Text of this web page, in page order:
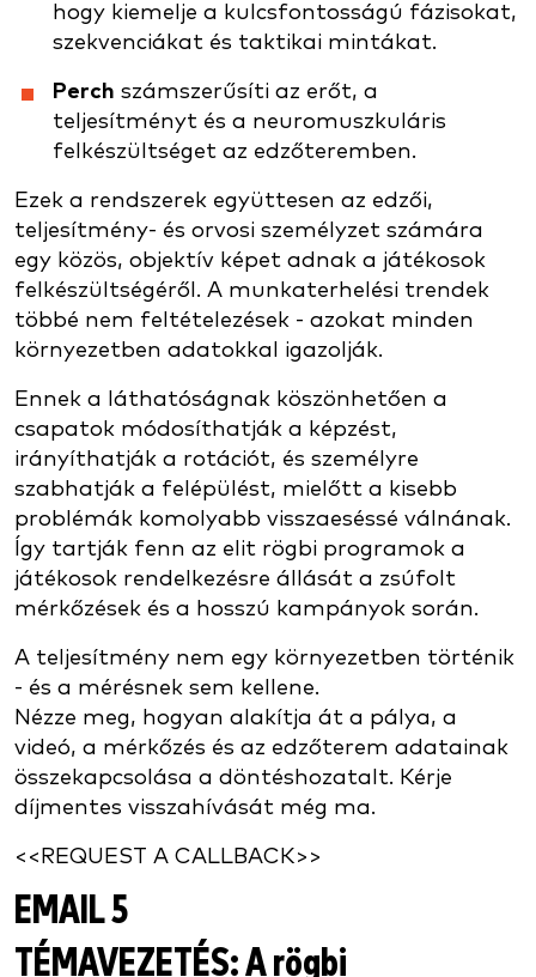
hogy kiemelje a kulcsfontosságú fázisokat,
szekvenciákat és taktikai mintákat.
Perch számszerűsíti az erőt, a
teljesítményt és a neuromuszkuláris
felkészültséget az edzőteremben.
Ezek a rendszerek együttesen az edzői,
teljesítmény- és orvosi személyzet számára
egy közös, objektív képet adnak a játékosok
felkészültségéről. A munkaterhelési trendek
többé nem feltételezések - azokat minden
környezetben adatokkal igazolják.
Ennek a láthatóságnak köszönhetően a
csapatok módosíthatják a képzést,
irányíthatják a rotációt, és személyre
szabhatják a felépülést, mielőtt a kisebb
problémák komolyabb visszaeséssé válnának.
Így tartják fenn az elit rögbi programok a
játékosok rendelkezésre állását a zsúfolt
mérkőzések és a hosszú kampányok során.
A teljesítmény nem egy környezetben történik
- és a mérésnek sem kellene.
Nézze meg, hogyan alakítja át a pálya, a
videó, a mérkőzés és az edzőterem adatainak
összekapcsolása a döntéshozatalt. Kérje
díjmentes visszahívását még ma.
<<REQUEST A CALLBACK>>
EMAIL 5
TÉMAVEZETÉS: A rögbi